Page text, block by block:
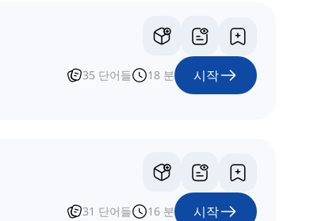
35 단어들 18 분 시작
31 단어들 16 분 시작